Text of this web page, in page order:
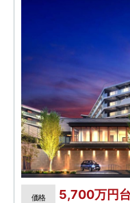
価格
5,700万円